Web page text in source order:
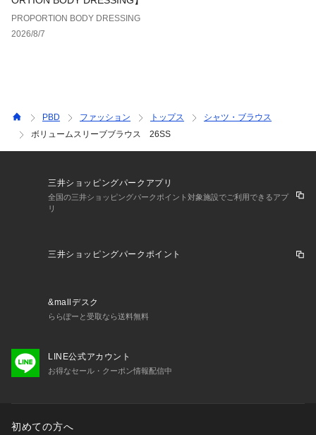
PROPORTION BODY DRESSING
2026/8/7
PBD ファッション トップス
シャツ・ブラウス
ボリュームスリーブブラウス 26SS
三井ショッピングパークアプリ
全国の三井ショッピングパークポイント対象施設でご利用できるアプ
リ
三井ショッピングパークポイント
&mallデスク
ららぽーと受取なら送料無料
LINE公式アカウント
お得なセール・クーポン情報配信中
初めての方へ